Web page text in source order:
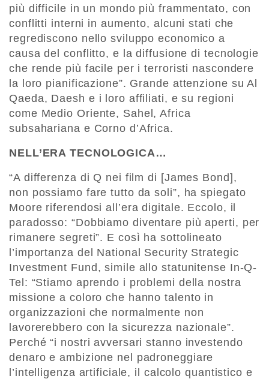
più difficile in un mondo più frammentato, con
conflitti interni in aumento, alcuni stati che
regrediscono nello sviluppo economico a
causa del conflitto, e la diffusione di tecnologie
che rende più facile per i terroristi nascondere
la loro pianificazione”. Grande attenzione su Al
Qaeda, Daesh e i loro affiliati, e su regioni
come Medio Oriente, Sahel, Africa
subsahariana e Corno d’Africa.
NELL’ERA TECNOLOGICA…
“A differenza di Q nei film di [James Bond],
non possiamo fare tutto da soli”, ha spiegato
Moore riferendosi all’era digitale. Eccolo, il
paradosso: “Dobbiamo diventare più aperti, per
rimanere segreti”. E così ha sottolineato
l’importanza del National Security Strategic
Investment Fund, simile allo statunitense In-Q-
Tel: “Stiamo aprendo i problemi della nostra
missione a coloro che hanno talento in
organizzazioni che normalmente non
lavorerebbero con la sicurezza nazionale”.
Perché “i nostri avversari stanno investendo
denaro e ambizione nel padroneggiare
l’intelligenza artificiale, il calcolo quantistico e